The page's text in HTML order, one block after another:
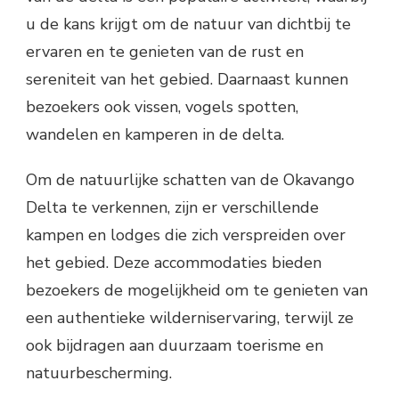
u de kans krijgt om de natuur van dichtbij te
ervaren en te genieten van de rust en
sereniteit van het gebied. Daarnaast kunnen
bezoekers ook vissen, vogels spotten,
wandelen en kamperen in de delta.
Om de natuurlijke schatten van de Okavango
Delta te verkennen, zijn er verschillende
kampen en lodges die zich verspreiden over
het gebied. Deze accommodaties bieden
bezoekers de mogelijkheid om te genieten van
een authentieke wilderniservaring, terwijl ze
ook bijdragen aan duurzaam toerisme en
natuurbescherming.